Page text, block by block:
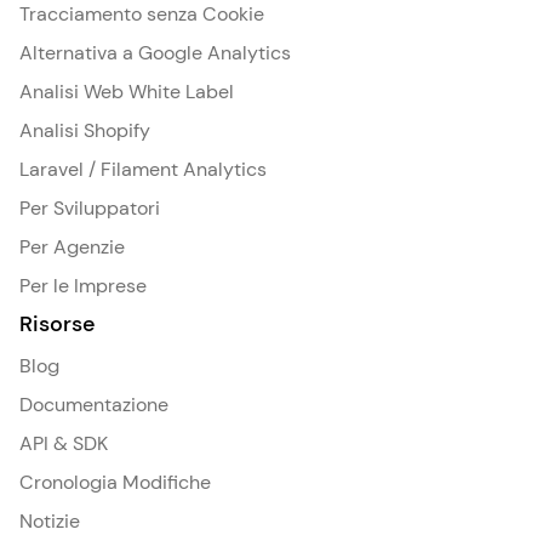
Tracciamento senza Cookie
Alternativa a Google Analytics
Analisi Web White Label
Analisi Shopify
Laravel / Filament Analytics
Per Sviluppatori
Per Agenzie
Per le Imprese
Risorse
Blog
Documentazione
API & SDK
Cronologia Modifiche
Notizie